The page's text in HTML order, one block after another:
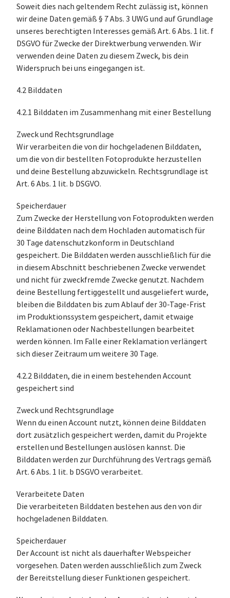
Soweit dies nach geltendem Recht zulässig ist, können
wir deine Daten gemäß § 7 Abs. 3 UWG und auf Grundlage
unseres berechtigten Interesses gemäß Art. 6 Abs. 1 lit. f
DSGVO für Zwecke der Direktwerbung verwenden. Wir
verwenden deine Daten zu diesem Zweck, bis dein
Widerspruch bei uns eingegangen ist.
4.2 Bilddaten
4.2.1 Bilddaten im Zusammenhang mit einer Bestellung
Zweck und Rechtsgrundlage
Wir verarbeiten die von dir hochgeladenen Bilddaten,
um die von dir bestellten Fotoprodukte herzustellen
und deine Bestellung abzuwickeln. Rechtsgrundlage ist
Art. 6 Abs. 1 lit. b DSGVO.
Speicherdauer
Zum Zwecke der Herstellung von Fotoprodukten werden
deine Bilddaten nach dem Hochladen automatisch für
30 Tage datenschutzkonform in Deutschland
gespeichert. Die Bilddaten werden ausschließlich für die
in diesem Abschnitt beschriebenen Zwecke verwendet
und nicht für zweckfremde Zwecke genutzt. Nachdem
deine Bestellung fertiggestellt und ausgeliefert wurde,
bleiben die Bilddaten bis zum Ablauf der 30-Tage-Frist
im Produktionssystem gespeichert, damit etwaige
Reklamationen oder Nachbestellungen bearbeitet
werden können. Im Falle einer Reklamation verlängert
sich dieser Zeitraum um weitere 30 Tage.
4.2.2 Bilddaten, die in einem bestehenden Account
gespeichert sind
Zweck und Rechtsgrundlage
Wenn du einen Account nutzt, können deine Bilddaten
dort zusätzlich gespeichert werden, damit du Projekte
erstellen und Bestellungen auslösen kannst. Die
Bilddaten werden zur Durchführung des Vertrags gemäß
Art. 6 Abs. 1 lit. b DSGVO verarbeitet.
Verarbeitete Daten
Die verarbeiteten Bilddaten bestehen aus den von dir
hochgeladenen Bilddaten.
Speicherdauer
Der Account ist nicht als dauerhafter Webspeicher
vorgesehen. Daten werden ausschließlich zum Zweck
der Bereitstellung dieser Funktionen gespeichert.